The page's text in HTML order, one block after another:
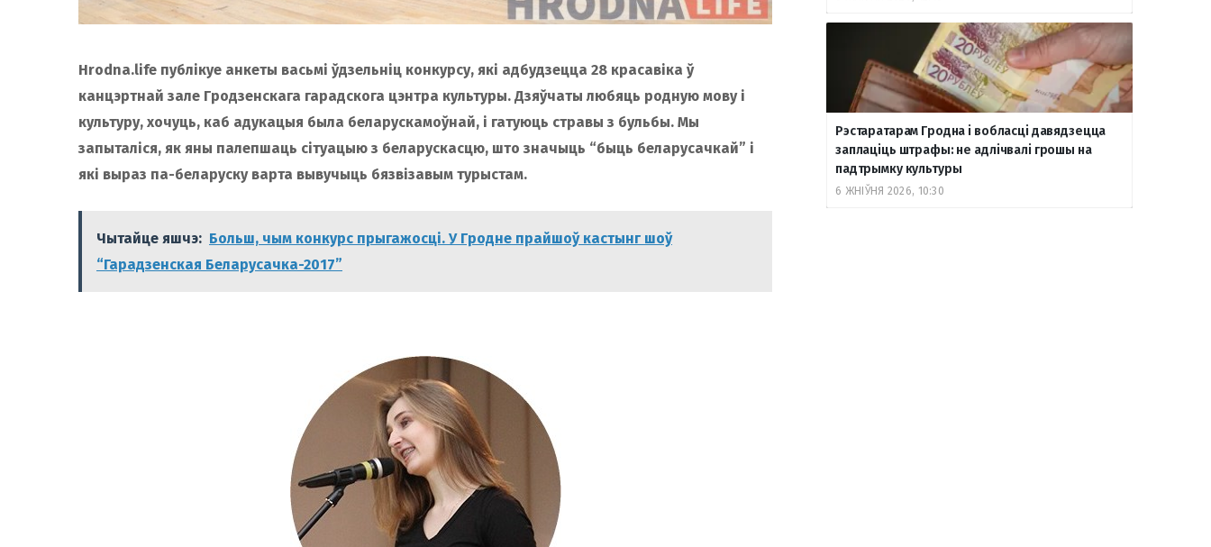
Hrodna.life публікуе анкеты васьмі ўдзельніц конкурсу, які адбудзецца 28 красавіка ў
канцэртнай зале Гродзенскага гарадскога цэнтра культуры. Дзяўчаты любяць родную мову і
культуру, хочуць, каб адукацыя была беларускамоўнай, і гатуюць стравы з бульбы. Мы
запыталіся, як яны палепшаць сітуацыю з беларускасцю, што значыць “быць беларусачкай” і
які выраз па-беларуску варта вывучыць бязвізавым турыстам.
Чытайце яшчэ: Больш, чым конкурс прыгажосці. У Гродне прайшоў кастынг шоў
“Гарадзенская Беларусачка-2017”
Рэстаратарам Гродна і вобласці давядзецца
заплаціць штрафы: не адлічвалі грошы на
падтрымку культуры
6 ЖНІЎНЯ 2026, 10:30